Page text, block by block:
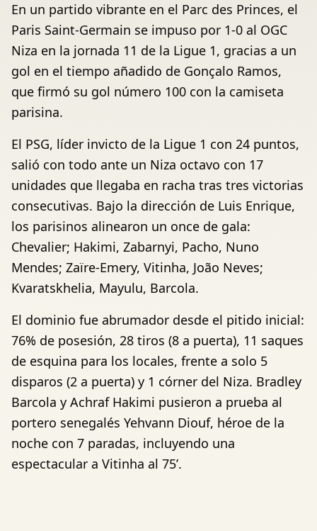
En un partido vibrante en el Parc des Princes, el
Paris Saint-Germain se impuso por 1-0 al OGC
Niza en la jornada 11 de la Ligue 1, gracias a un
gol en el tiempo añadido de Gonçalo Ramos,
que firmó su gol número 100 con la camiseta
parisina.
El PSG, líder invicto de la Ligue 1 con 24 puntos,
salió con todo ante un Niza octavo con 17
unidades que llegaba en racha tras tres victorias
consecutivas. Bajo la dirección de Luis Enrique,
los parisinos alinearon un once de gala:
Chevalier; Hakimi, Zabarnyi, Pacho, Nuno
Mendes; Zaïre-Emery, Vitinha, João Neves;
Kvaratskhelia, Mayulu, Barcola.
El dominio fue abrumador desde el pitido inicial:
76% de posesión, 28 tiros (8 a puerta), 11 saques
de esquina para los locales, frente a solo 5
disparos (2 a puerta) y 1 córner del Niza. Bradley
Barcola y Achraf Hakimi pusieron a prueba al
portero senegalés Yehvann Diouf, héroe de la
noche con 7 paradas, incluyendo una
espectacular a Vitinha al 75’.